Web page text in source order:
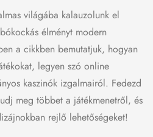
világába kalauzolunk el
élményt modern
a cikkben bemutatjuk, hogyan
legyen szó online
kaszinók izgalmairól. Fedezd
meg többet a játékmenetről, és
rejlő lehetőségeket!